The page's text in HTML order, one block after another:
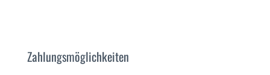
Zahlungsmöglichkeiten